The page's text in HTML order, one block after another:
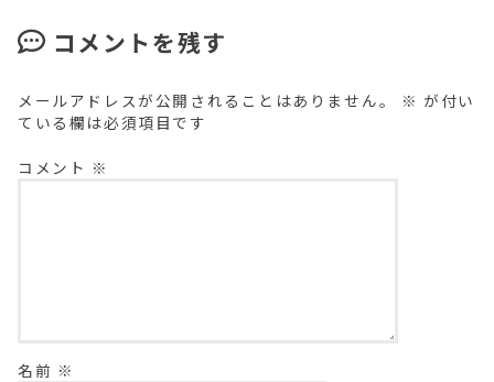
コメントを残す
メールアドレスが公開されることはありません。 ※ が付い
ている欄は必須項目です
コメント ※
名前 ※